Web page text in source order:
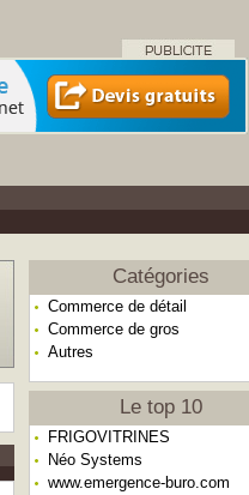
Catégories
Commerce de détail
Commerce de gros
Autres
Le top 10
FRIGOVITRINES
Néo Systems
www.emergence-buro.com